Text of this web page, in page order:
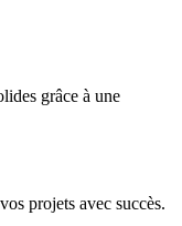
grâce à une
projets avec succès.